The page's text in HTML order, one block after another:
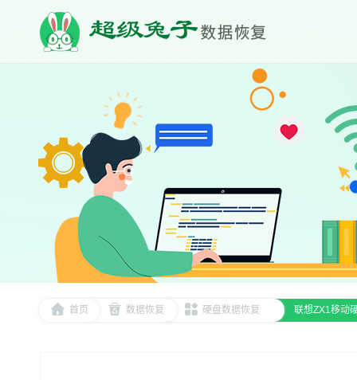
首页 数据恢复 硬盘数据恢复 联想ZX1移动